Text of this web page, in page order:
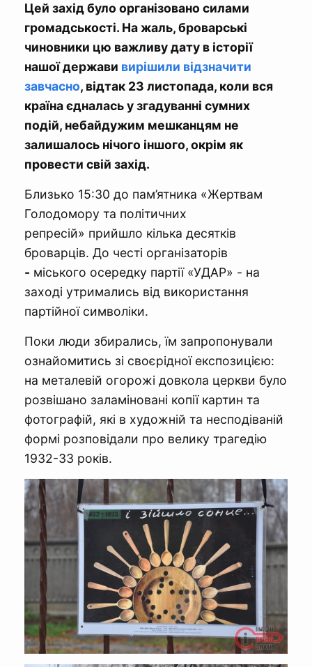
Цей захід було організовано силами
громадськості. На жаль, броварські
чиновники цю важливу дату в історії
нашої держави вирішили відзначити
завчасно, відтак 23 листопада, коли вся
країна єдналась у згадуванні сумних
подій, небайдужим мешканцям не
залишалось нічого іншого, окрім як
провести свій захід.
Близько 15:30 до пам’ятника «Жертвам
Голодомору та політичних
репресій» прийшло кілька десятків
броварців. До честі організаторів
- міського осередку партії «УДАР» - на
заході утримались від використання
партійної символіки.
Поки люди збирались, їм запропонували
ознайомитись зі своєрідної експозицією:
на металевій огорожі довкола церкви було
розвішано заламіновані копії картин та
фотографій, які в художній та несподіваній
формі розповідали про велику трагедію
1932-33 років.